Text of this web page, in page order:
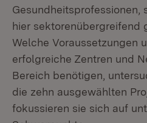
Gesundheitsprofessionen,
hier sektorenübergreifend
Welche Voraussetzungen
erfolgreiche Zentren und
Bereich benötigen,
die zehn ausgewählten
fokussieren sie sich auf